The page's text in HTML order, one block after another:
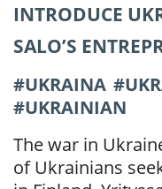
INTRODUCE
SALO’S
UKRAINA
UKRAINIAN
The war in
of Ukrainians